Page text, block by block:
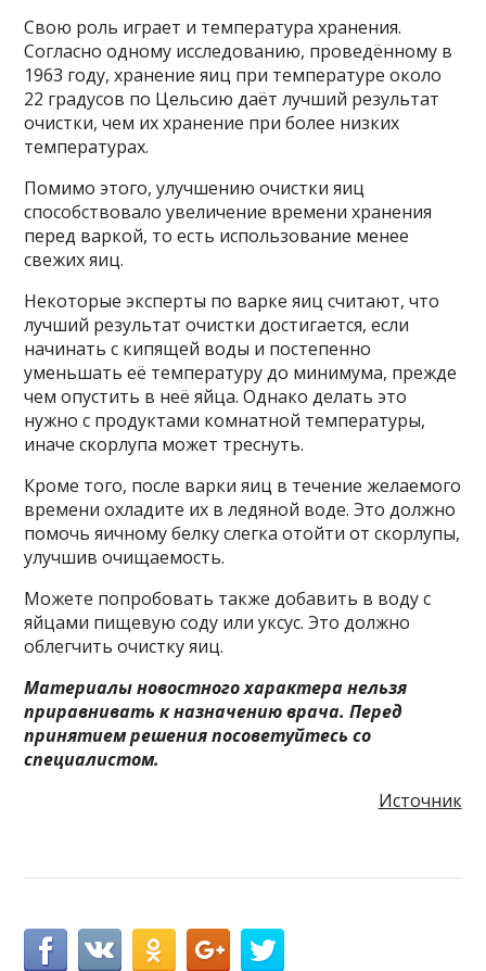
Свою роль играет и температура хранения.
Согласно одному исследованию, проведённому в
1963 году, хранение яиц при температуре около
22 градусов по Цельсию даёт лучший результат
очистки, чем их хранение при более низких
температурах.
Помимо этого, улучшению очистки яиц
способствовало увеличение времени хранения
перед варкой, то есть использование менее
свежих яиц.
Некоторые эксперты по варке яиц считают, что
лучший результат очистки достигается, если
начинать с кипящей воды и постепенно
уменьшать её температуру до минимума, прежде
чем опустить в неё яйца. Однако делать это
нужно с продуктами комнатной температуры,
иначе скорлупа может треснуть.
Кроме того, после варки яиц в течение желаемого
времени охладите их в ледяной воде. Это должно
помочь яичному белку слегка отойти от скорлупы,
улучшив очищаемость.
Можете попробовать также добавить в воду с
яйцами пищевую соду или уксус. Это должно
облегчить очистку яиц.
Материалы новостного характера нельзя
приравнивать к назначению врача. Перед
принятием решения посоветуйтесь со
специалистом.
Источник